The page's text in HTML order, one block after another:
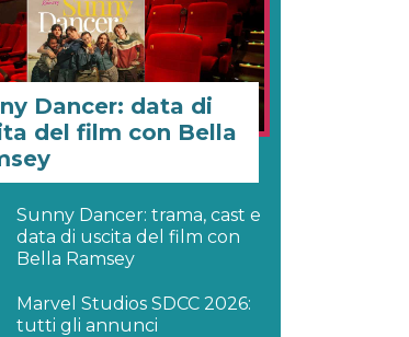
Dancer: data di
del film con Bella
Sunny Dancer: trama, cast e
data di uscita del film con
Bella Ramsey
Marvel Studios SDCC 2026:
tutti gli annunci